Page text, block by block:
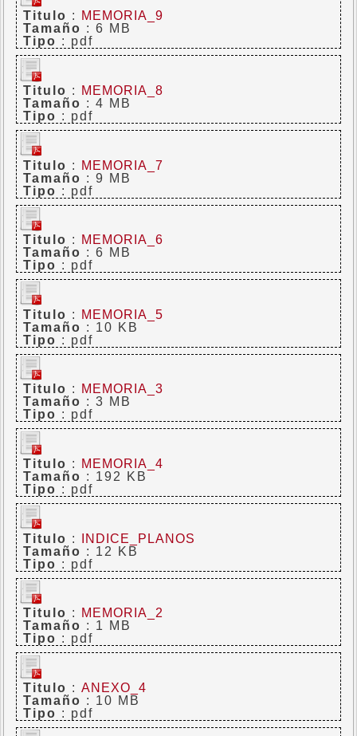
Titulo :
MEMORIA_9
Tamaño : 6 MB
Tipo : pdf
Titulo :
MEMORIA_8
Tamaño : 4 MB
Tipo : pdf
Titulo :
MEMORIA_7
Tamaño : 9 MB
Tipo : pdf
Titulo :
MEMORIA_6
Tamaño : 6 MB
Tipo : pdf
Titulo :
MEMORIA_5
Tamaño : 10 KB
Tipo : pdf
Titulo :
MEMORIA_3
Tamaño : 3 MB
Tipo : pdf
Titulo :
MEMORIA_4
Tamaño : 192 KB
Tipo : pdf
Titulo :
INDICE_PLANOS
Tamaño : 12 KB
Tipo : pdf
Titulo :
MEMORIA_2
Tamaño : 1 MB
Tipo : pdf
Titulo :ANEXO_4
Tamaño : 10 MB
Tipo : pdf